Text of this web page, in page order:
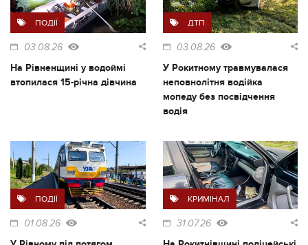
ПОДІЇ
03.08.26
На Рівненщині у водоймі
втопилася 15-річна дівчина
ДТП
03.08.26
У Рокитному травмувалася
неповнолітня водійка
мопеду без посвідчення
водія
ПОДІЇ
01.08.26
КРИМІНАЛ
31.07.26